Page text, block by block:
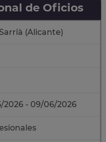
de Oficios
(Alicante)
2026 - 09/06/2026